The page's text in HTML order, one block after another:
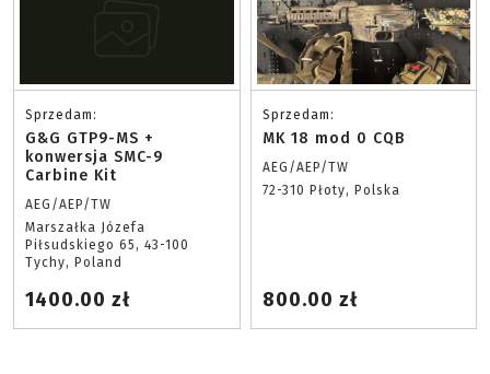
Sprzedam:
G&G GTP9-MS +
konwersja SMC-9
Carbine Kit
AEG/AEP/TW
Marszałka Józefa
Piłsudskiego 65, 43-100
Tychy, Poland
1400.00 zł
Sprzedam:
MK 18 mod 0 CQB
AEG/AEP/TW
72-310 Płoty, Polska
800.00 zł